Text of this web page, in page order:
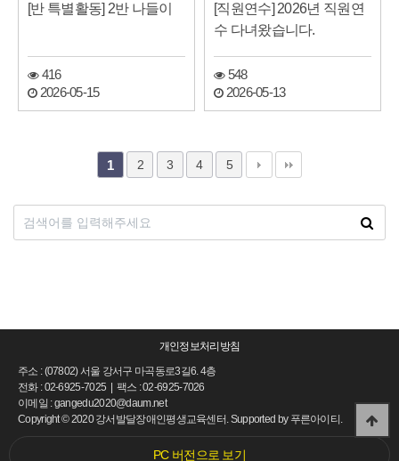
[반 특별활동] 2반 나들이
416
2026-05-15
[직원연수] 2026년 직원연
수 다녀왔습니다.
548
2026-05-13
1 2 3 4 5
개인정보처리방침
주소 : (07802) 서울 강서구 마곡동로3길6. 4층
전화 : 02-6925-7025 | 팩스 : 02-6925-7026
이메일 : gangedu2020@daum.net
Copyright©2020 강서발달장애인평생교육센터. Supported by 푸른아이티.
PC 버전으로 보기